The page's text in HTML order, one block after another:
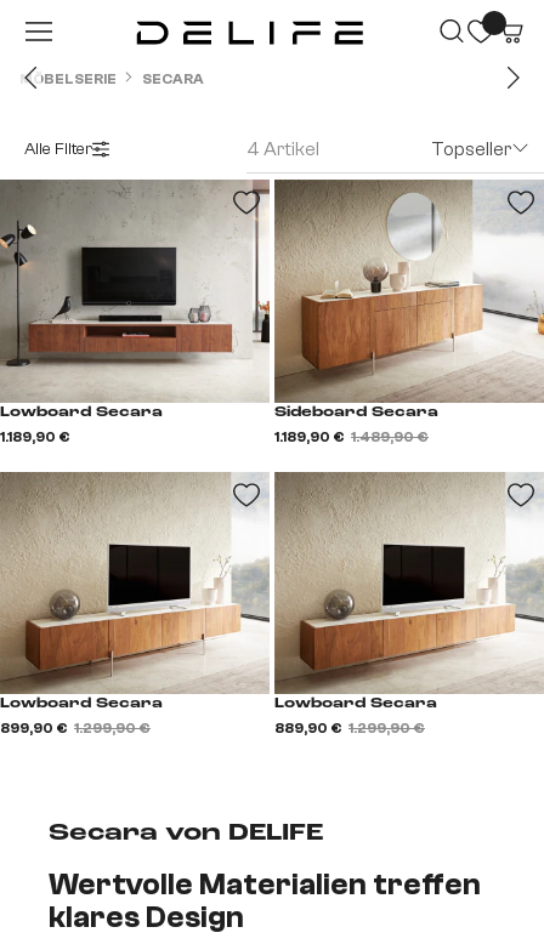
Zum Hauptinhalt springen
MÖBELSERIE SECARA
Alle Filter 4 Artikel Topseller
Lowboard Secara
1.189,90 €
Sideboard Secara
1.189,90 € 1.489,90 €
Lowboard Secara
899,90 € 1.299,90 €
Lowboard Secara
889,90 € 1.299,90 €
Secara von DELIFE
Wertvolle Materialien treffen
klares Design